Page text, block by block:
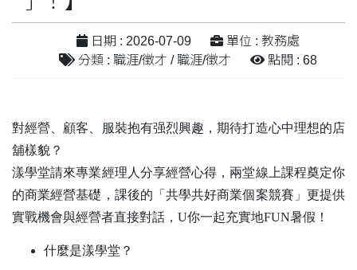
日期 : 2026-07-09
單位 : 教務處
分類 : 職涯/徵才 / 職涯/徵才
點閱 : 68
對經營、顧客、服裝抱有强烈興趣，期待打造心中理想的店
舖樣貌？
漾學堂請來專業經理人分享經營心得，兩堂線上課程奠定你
的商業經營基礎，課後的「共學共好商業個案競賽」更提供
實戰機會與經營者直接對話，U你一起充實地FUN暑假！
什麼是漾學堂？